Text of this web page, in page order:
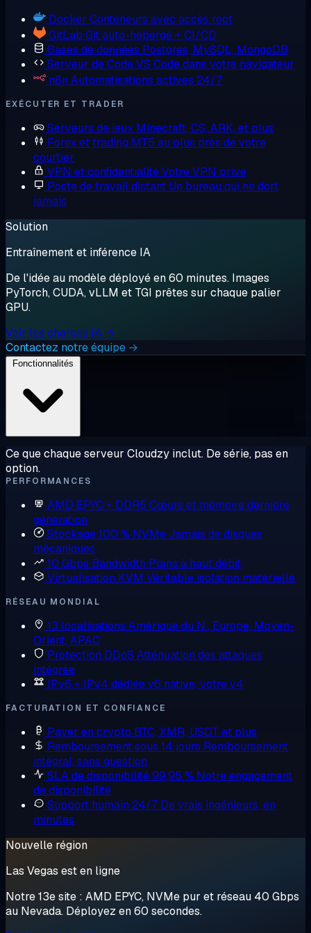
Docker Conteneurs avec accès root
GitLab Git auto-hébergé + CI/CD
Bases de données Postgres, MySQL, MongoDB
Serveur de CodeVS Code dans votre navigateur
n8n Automatisations actives 24/7
EXÉCUTER ET TRADER
Serveurs de jeux Minecraft, CS, ARK, et plus
Forex et trading MT5 au plus près de votre
courtier
VPN et confidentialitéVotre VPN privé
Poste de travail distant Un bureau qui ne dort
jamais
Solution
Entraînement et inférence IA
De l'idée au modèle déployé en 60 minutes. Images
PyTorch, CUDA, vLLM et TGI prêtes sur chaque palier
GPU.
Voir les charges IA →
Contactez notre équipe →
Ce que chaque serveur Cloudzy inclut. De série, pas en
option.
PERFORMANCES
AMD EPYC + DDR5 Cœurs et mémoire dernière
génération
Stockage 100 % NVMeJamais de disques
mécaniques
10 Gbps Bandwidth Plans à haut débit
Virtualisation KVM Véritable isolation matérielle
RÉSEAU MONDIAL
13 localisations Amérique du N., Europe, Moyen-
Orient, APAC
Protection DDoS Atténuation des attaques
intégrée
IPv6 + IPv4 dédiéev6 native, votre v4
FACTURATION ET CONFIANCE
Payer en crypto BTC, XMR, USDT et plus
Remboursement sous 14 jours Remboursement
intégral, sans question
SLA de disponibilité 99,95 % Notre engagement
de disponibilité
Support humain 24/7 De vrais ingénieurs, en
minutes
Nouvelle région
Las Vegas est en ligne
Notre 13e site : AMD EPYC, NVMe pur et réseau 40 Gbps
au Nevada. Déployez en 60 secondes.